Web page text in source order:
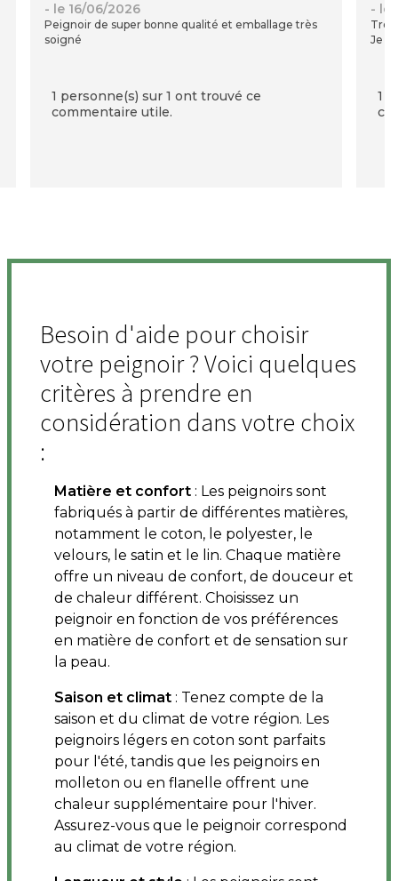
- le 16/06/2026
Peignoir de super bonne qualité et emballage très
soigné
1 personne(s) sur 1 ont trouvé ce
commentaire utile.
- le
Très
Je
1
Besoin d'aide pour choisir
votre peignoir ? Voici quelques
critères à prendre en
considération dans votre choix
:
Matière et confort : Les peignoirs sont
fabriqués à partir de différentes matières,
notamment le coton, le polyester, le
velours, le satin et le lin. Chaque matière
offre un niveau de confort, de douceur et
de chaleur différent. Choisissez un
peignoir en fonction de vos préférences
en matière de confort et de sensation sur
la peau.
Saison et climat : Tenez compte de la
saison et du climat de votre région. Les
peignoirs légers en coton sont parfaits
pour l'été, tandis que les peignoirs en
molleton ou en flanelle offrent une
chaleur supplémentaire pour l'hiver.
Assurez-vous que le peignoir correspond
au climat de votre région.